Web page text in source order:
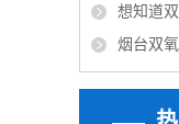
想知道双氧水是
烟台双氧水